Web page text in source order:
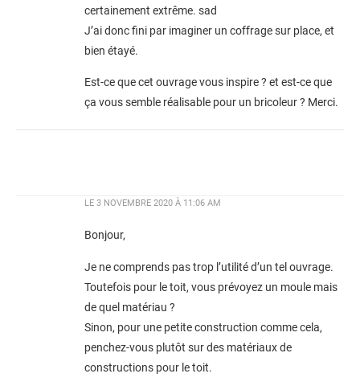
certainement extrême. sad
J’ai donc fini par imaginer un coffrage sur place, et
bien étayé.
Est-ce que cet ouvrage vous inspire ? et est-ce que
ça vous semble réalisable pour un bricoleur ? Merci.
LE 3 NOVEMBRE 2020 À 11:06 AM
Bonjour,
Je ne comprends pas trop l’utilité d’un tel ouvrage.
Toutefois pour le toit, vous prévoyez un moule mais
de quel matériau ?
Sinon, pour une petite construction comme cela,
penchez-vous plutôt sur des matériaux de
constructions pour le toit.